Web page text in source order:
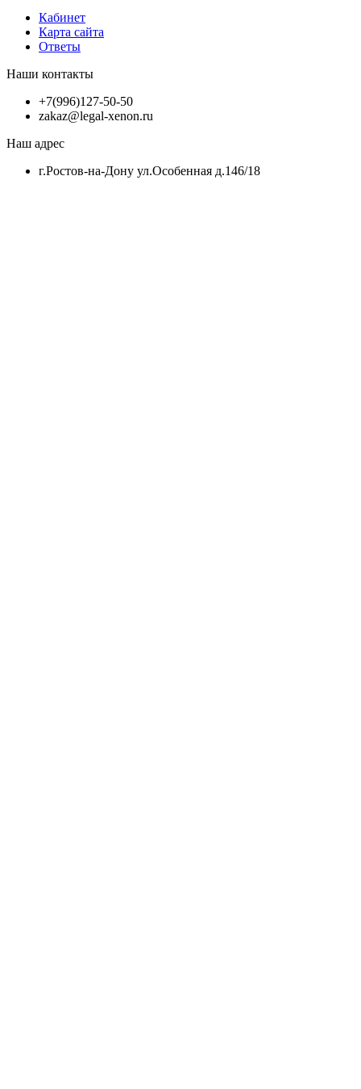
Кабинет
Карта сайта
Ответы
Наши контакты
+7(996)127-50-50
zakaz@legal-xenon.ru
Наш адрес
г.Ростов-на-Дону ул.Особенная д.146/18